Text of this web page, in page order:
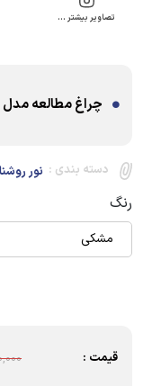
تصاویر بیشتر …
چراغ مطالعه مدل TWIN-FLEX
دسته بندی : نور
رنگ
مشکی
قیمت :